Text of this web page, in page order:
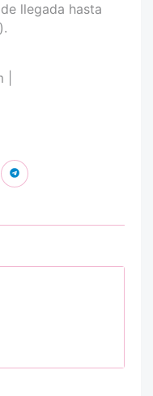
llegada hasta